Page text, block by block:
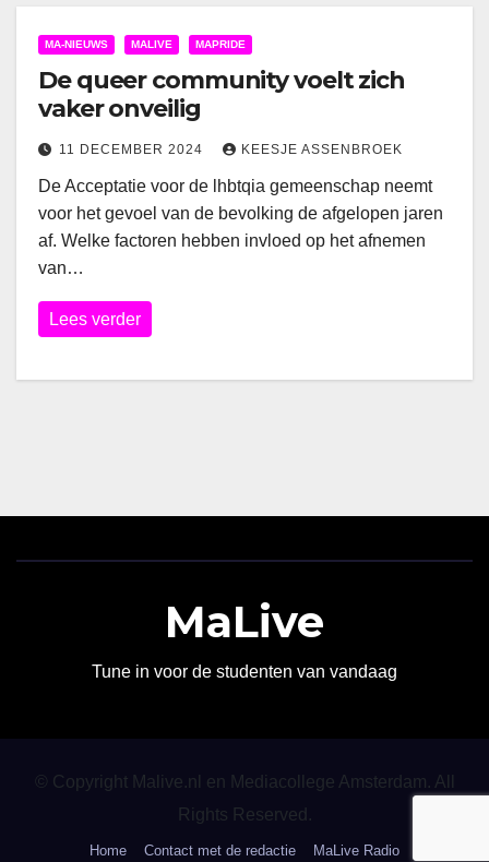
MA-NIEUWS MALIVE MAPRIDE
De queer community voelt zich
vaker onveilig
11 DECEMBER 2024 KEESJE ASSENBROEK
De Acceptatie voor de lhbtqia gemeenschap neemt
voor het gevoel van de bevolking de afgelopen jaren
af. Welke factoren hebben invloed op het afnemen
van…
Lees verder
MaLive
Tune in voor de studenten van vandaag
© Copyright Malive.nl en Mediacollege Amsterdam. All
Rights Reserved.
Home Contact met de redactie MaLive Radio